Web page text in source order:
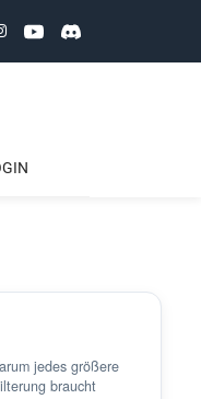
jedes größere
braucht